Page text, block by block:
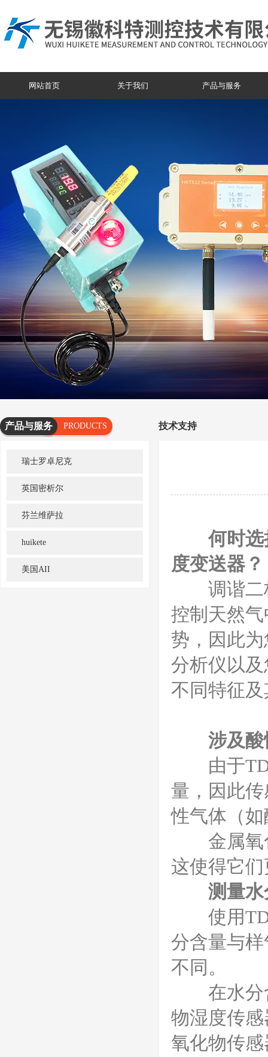
网站首页 关于我们 产品与服务
产品与服务
PRODUCTS
SERVICES
瑞士罗卓尼克
英国密析尔
芬兰维萨拉
huikete
美国AII
技术支持
何时
度变送器？
调谐二极
控制天然
势，因此
分析仪以
不同特征
涉及酸
由于
量，因此
性气体（
金属氧化
这使得它
测量
使用
分含量与
不同。
在水分含
物湿度传
氧化物传